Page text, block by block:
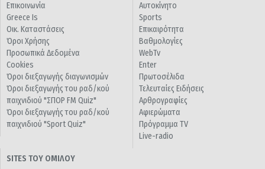
Επικοινωνία
Greece Is
Οικ. Καταστάσεις
Όροι Χρήσης
Προσωπικά Δεδομένα
Cookies
Όροι διεξαγωγής διαγωνισμών
Όροι διεξαγωγής του ραδ/κού
παιχνιδιού "ΣΠΟΡ FM Quiz"
Όροι διεξαγωγής του ραδ/κού
παιχνιδιού "Sport Quiz"
Αυτοκίνητο
Sports
Επικαιρότητα
Βαθμολογίες
WebTv
Enter
Πρωτοσέλιδα
Τελευταίες Ειδήσεις
Αρθρογραφίες
Αφιερώματα
Πρόγραμμα TV
Live-radio
SITES ΤΟΥ ΟΜΙΛΟΥ